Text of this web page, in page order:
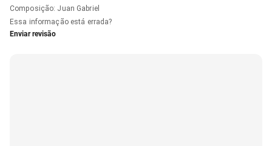
Composição: Juan Gabriel
Essa informação está errada?
Enviar revisão